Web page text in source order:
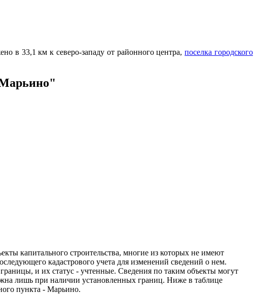
в 33,1 км к северо-западу от районного центра,поселка городского
капитального строительства, многие из которых не имеют
кадастрового учета для изменений сведений о нем.
и их статус - учтенные. Сведения по таким объекты могут
лишь при наличии установленных границ. Ниже в таблице
пункта - Марьино.